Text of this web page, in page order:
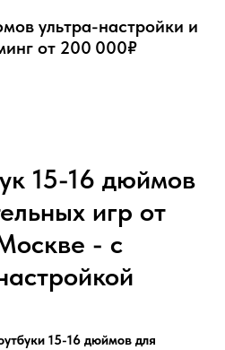
ультра-настройки и
от 200 000₽
15-16 дюймов
игр от
- с
15-16 дюймов для